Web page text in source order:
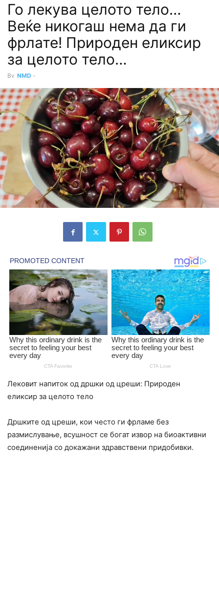
Го лекyва целото тело…
Bеќе никогаш нема да ги
фpлате! Природен еликсиp
за целото тело…
By NMD -
Лековит напиток од дршки од цреши: Природен
еликсир за целото тело
Дршките од цреши, кои често ги фрламе без
размислување, всушност се богат извор на биоактивни
соединенија со докажани здравствени придобивки.